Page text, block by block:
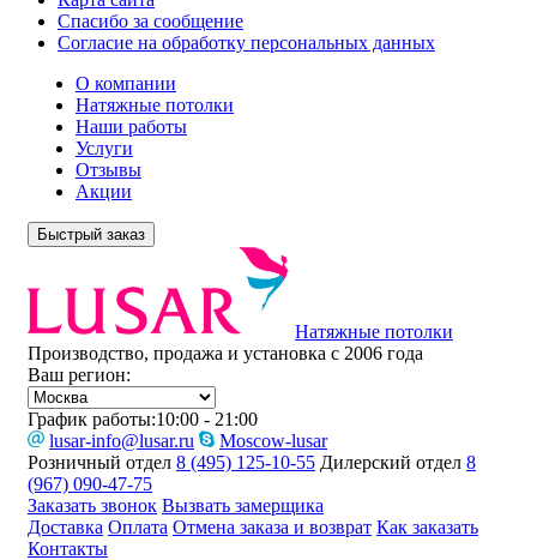
Спасибо за сообщение
Согласие на обработку персональных данных
О компании
Натяжные потолки
Наши работы
Услуги
Отзывы
Акции
Быстрый заказ
Натяжные потолки
Производство, продажа и установка с 2006 года
Ваш регион:
График работы:10:00 - 21:00
lusar-info@lusar.ru
Moscow-lusar
Розничный отдел 8 (495) 125-10-55 Дилерский отдел 8
(967) 090-47-75
Заказать звонок Вызвать замерщика
Доставка Оплата Отмена заказа и возврат Как заказать
Контакты